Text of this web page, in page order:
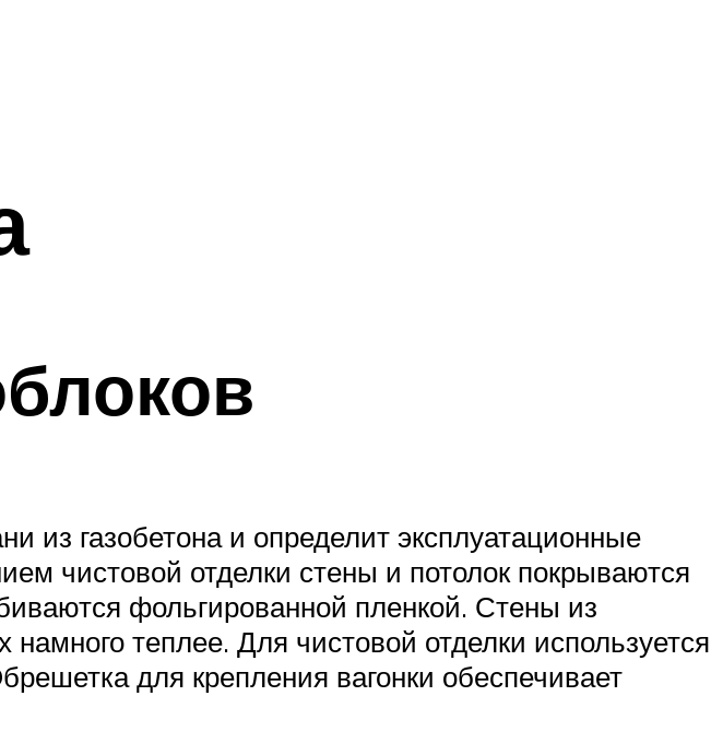
из газобетона и определит эксплуатационные
чистовой отделки стены и потолок покрываются
фольгированной пленкой. Стены из
теплее. Для чистовой отделки используется
для крепления вагонки обеспечивает